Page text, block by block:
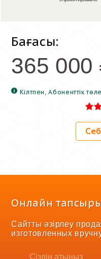
Онлайн
Сайтты әзірлеу
изготовленных
Бағасы:
365 000
Кілтпен, Абоненттік